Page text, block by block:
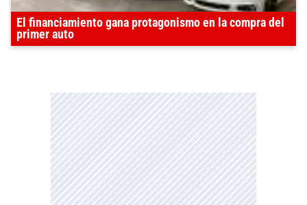
El financiamiento gana protagonismo en la compra del
primer auto